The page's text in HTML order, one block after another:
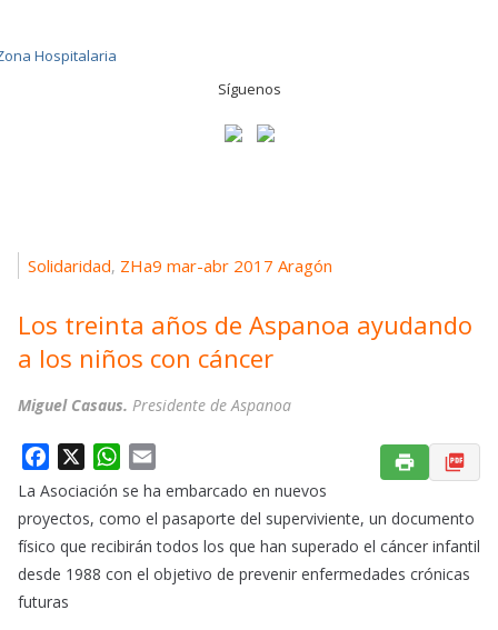
Síguenos
Solidaridad, ZHa9 mar-abr 2017 Aragón
Los treinta años de Aspanoa ayudando
a los niños con cáncer
Miguel Casaus. Presidente de Aspanoa
a
c
b
W
h
a
m
a
i
La Asociación se ha embarcado en nuevos
proyectos, como el pasaporte del superviviente, un documento
físico que recibirán todos los que han superado el cáncer infantil
desde 1988 con el objetivo de prevenir enfermedades crónicas
futuras